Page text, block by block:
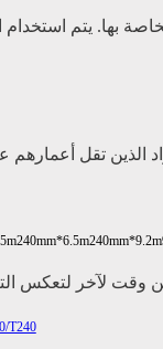
240mm*6.5m240mm*9.2m
لآخر لتعكس